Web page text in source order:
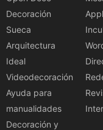
Decoración
Sueca
Arquitectura
Ideal
Videodecoración
Ayuda para
manualidades
Decoración y